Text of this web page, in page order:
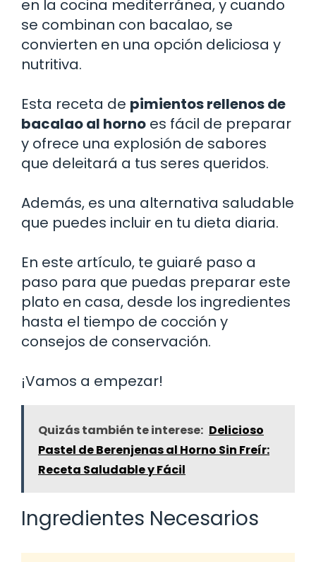
en la cocina mediterránea, y cuando
se combinan con bacalao, se
convierten en una opción deliciosa y
nutritiva.
Esta receta de pimientos rellenos de
bacalao al horno es fácil de preparar
y ofrece una explosión de sabores
que deleitará a tus seres queridos.
Además, es una alternativa saludable
que puedes incluir en tu dieta diaria.
En este artículo, te guiaré paso a
paso para que puedas preparar este
plato en casa, desde los ingredientes
hasta el tiempo de cocción y
consejos de conservación.
¡Vamos a empezar!
Quizás también te interese: Delicioso
Pastel de Berenjenas al Horno Sin Freír:
Receta Saludable y Fácil
Ingredientes Necesarios